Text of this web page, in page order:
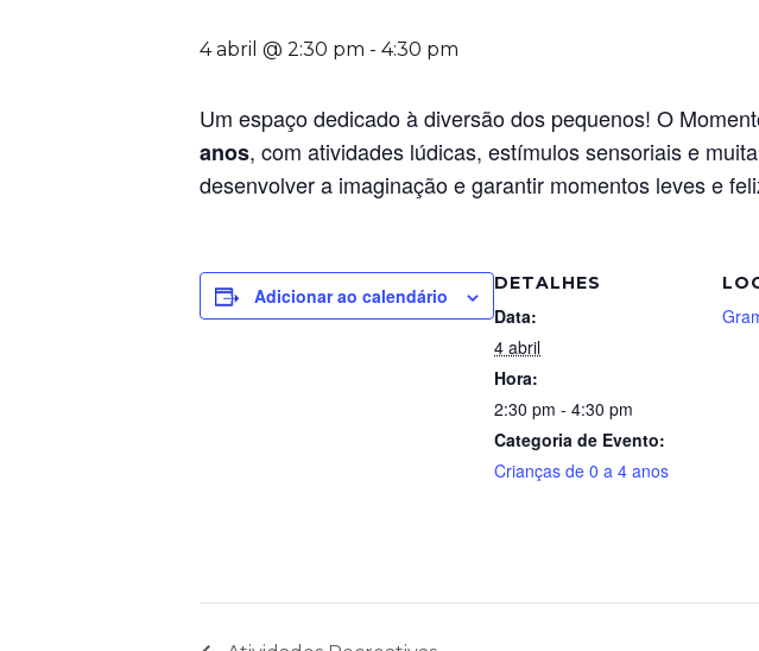
4 abril @ 2:30 pm - 4:30 pm
Um espaço dedicado à diversão dos pequenos! O
anos, com atividades lúdicas, estímulos sensoriais e
desenvolver a imaginação e garantir momentos leves e
Adicionar ao calendário
DETALHES
Data:
4 abril
Hora:
2:30 pm - 4:30 pm
Categoria de Evento:
Crianças de 0 a 4 anos